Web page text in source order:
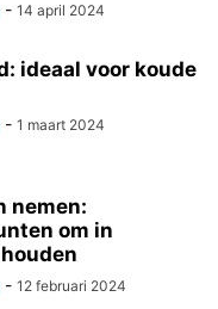
- 14 april 2024
ideaal voor koude
- 1 maart 2024
nemen:
om in
- 12 februari 2024